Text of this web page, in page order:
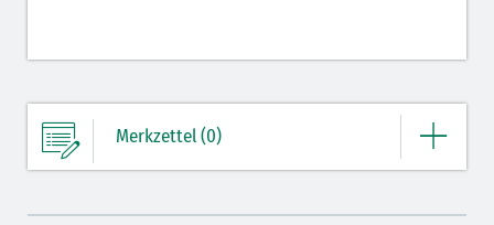
Merkzettel (0)